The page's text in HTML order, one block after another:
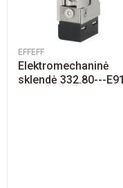
EFFEFF
Elektromechaninė
sklendė 332.80---E91